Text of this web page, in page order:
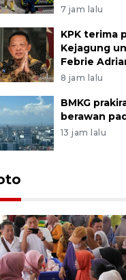
7 jam lalu
KPK terima
Kejagung
Febrie
8 jam lalu
BMKG
berawan
13 jam lalu